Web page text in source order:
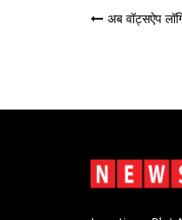
पोस्ट
अब वॉट्सऐप